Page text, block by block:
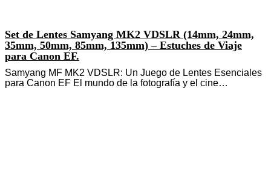
Set de Lentes Samyang MK2 VDSLR (14mm, 24mm,
35mm, 50mm, 85mm, 135mm) – Estuches de Viaje
para Canon EF.
Samyang MF MK2 VDSLR: Un Juego de Lentes Esenciales
para Canon EF El mundo de la fotografía y el cine…